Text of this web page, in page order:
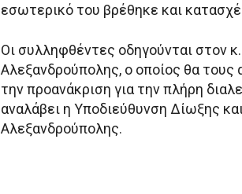
εσωτερικό του βρέθηκε και
Οι συλληφθέντες οδηγούνται στον
Αλεξανδρούπολης, ο οποίος θα τους
την προανάκριση για την πλήρη
αναλάβει η Υποδιεύθυνση Δίωξης
Αλεξανδρούπολης.